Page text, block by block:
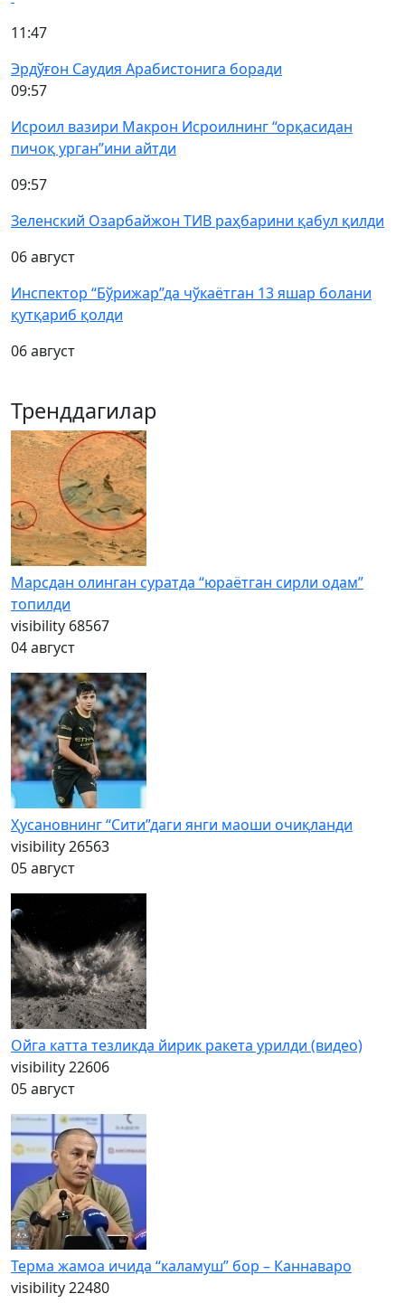
11:47
Эрдўғон Саудия Арабистонига боради
09:57
Исроил вазири Макрон Исроилнинг “орқасидан
пичоқ урган”ини айтди
09:57
Зеленский Озарбайжон ТИВ раҳбарини қабул қилди
06 август
Инспектор “Бўрижар”да чўкаётган 13 яшар болани
қутқариб қолди
06 август
Тренддагилар
Марсдан олинган суратда “юраётган сирли одам”
топилди
visibility 68567
04 август
Ҳусановнинг “Сити”даги янги маоши очиқланди
visibility26563
05 август
Ойга катта тезликда йирик ракета урилди (видео)
visibility22606
05 август
Терма жамоа ичида “каламуш” бор – Каннаваро
visibility22480